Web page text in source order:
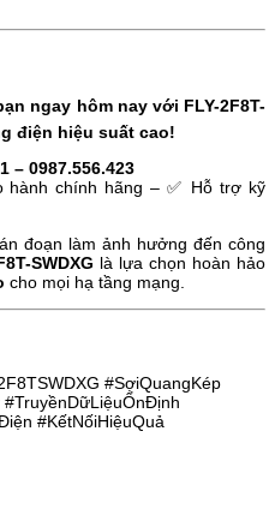
ngay hôm nay với FLY-2F8T-
điện hiệu suất cao!
– 0987.556.423
hành chính hãng – ✅ Hỗ trợ kỹ
đoạn làm ảnh hưởng đến công
SWDXG là lựa chọn hoàn hảo
cho mọi hạ tầng mạng.
#SợiQuangKép
#KếtNốiHiệuQuả